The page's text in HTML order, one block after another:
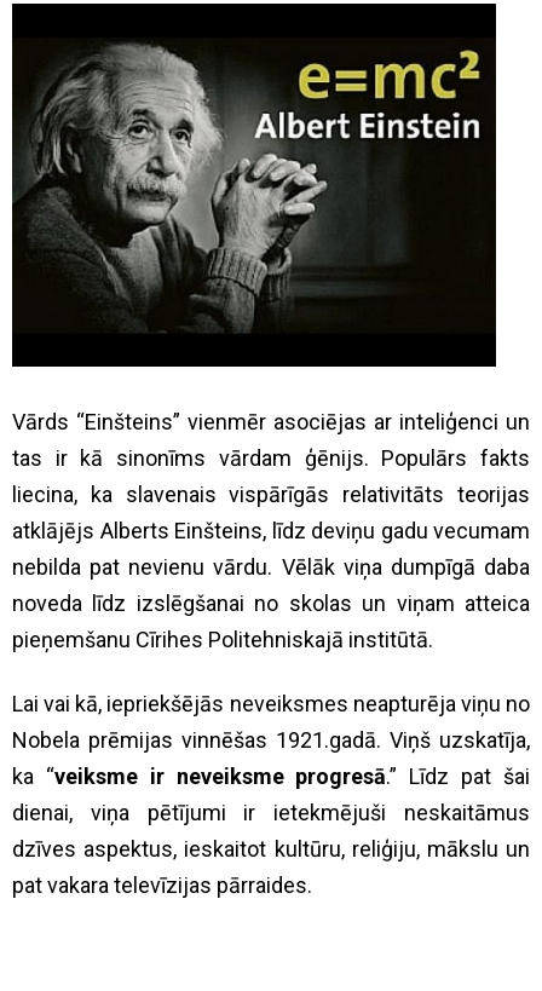
Vārds “Einšteins” vienmēr asociējas ar inteliģenci un
tas ir kā sinonīms vārdam ģēnijs. Populārs fakts
liecina, ka slavenais vispārīgās relativitāts teorijas
atklājējs Alberts Einšteins, līdz deviņu gadu vecumam
nebilda pat nevienu vārdu. Vēlāk viņa dumpīgā daba
noveda līdz izslēgšanai no skolas un viņam atteica
pieņemšanu Cīrihes Politehniskajā institūtā.
Lai vai kā, iepriekšējās neveiksmes neapturēja viņu no
Nobela prēmijas vinnēšas 1921.gadā. Viņš uzskatīja,
ka “veiksme ir neveiksme progresā.” Līdz pat šai
dienai, viņa pētījumi ir ietekmējuši neskaitāmus
dzīves aspektus, ieskaitot kultūru, reliģiju, mākslu un
pat vakara televīzijas pārraides.